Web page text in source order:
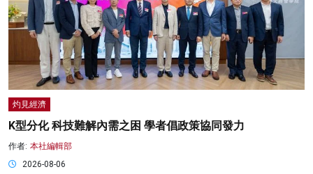
灼見經濟
K型分化 科技難解內需之困 學者倡政策協同發力
作者: 本社編輯部
2026-08-06